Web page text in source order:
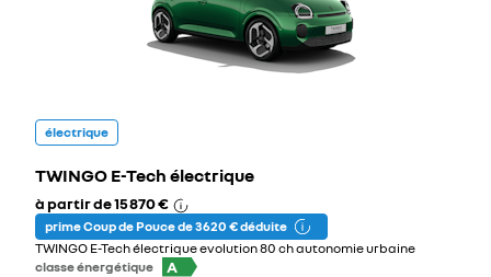
électrique
TWINGO E-Tech électrique
à partir de15 870 €
prime Coup de Pouce de 3 620 € déduite
TWINGO E-Tech électrique evolution 80 ch autonomie urbaine
classe énergétique
A